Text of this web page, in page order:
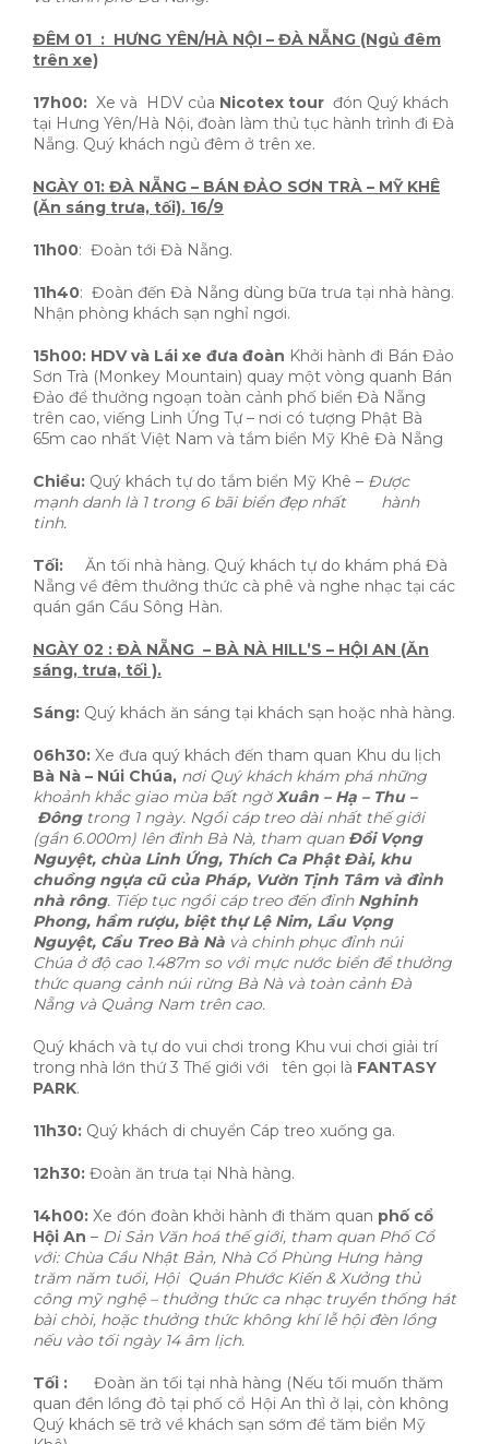
ĐÊM 01 : HƯNG YÊN/HÀ NỘI – ĐÀ NẴNG (Ngủ đêm
trên xe)
17h00: Xe và HDV của Nicotex tour đón Quý khách
tại Hưng Yên/Hà Nội, đoàn làm thủ tục hành trình đi Đà
Nẵng. Quý khách ngủ đêm ở trên xe.
NGÀY 01: ĐÀ NẴNG – BÁN ĐẢO SƠN TRÀ – MỸ KHÊ
(Ăn sáng trưa, tối). 16/9
11h00: Đoàn tới Đà Nẵng.
11h40: Đoàn đến Đà Nẵng dùng bữa trưa tại nhà hàng.
Nhận phòng khách sạn nghỉ ngơi.
15h00: HDV và Lái xe đưa đoàn Khởi hành đi Bán Đảo
Sơn Trà (Monkey Mountain) quay một vòng quanh Bán
Đảo để thưởng ngoạn toàn cảnh phố biển Đà Nẵng
trên cao, viếng Linh Ứng Tự – nơi có tượng Phật Bà
65m cao nhất Việt Nam và tắm biển Mỹ Khê Đà Nẵng
Chiều: Quý khách tự do tắm biển Mỹ Khê – Được
mạnh danh là 1 trong 6 bãi biển đẹp nhất hành
tinh.
Tối: Ăn tối nhà hàng. Quý khách tự do khám phá Đà
Nẵng về đêm thưởng thức cà phê và nghe nhạc tại các
quán gần Cầu Sông Hàn.
NGÀY 02 : ĐÀ NẴNG – BÀ NÀ HILL’S – HỘI AN (Ăn
sáng, trưa, tối ).
Sáng: Quý khách ăn sáng tại khách sạn hoặc nhà hàng.
06h30: Xe đưa quý khách đến tham quan Khu du lịch
Bà Nà – Núi Chúa, nơi Quý khách khám phá những
khoảnh khắc giao mùa bất ngờXuân – Hạ – Thu –
Đôngtrong 1 ngày. Ngồi cáp treo dài nhất thế giới
(gần 6.000m) lên đỉnh Bà Nà, tham quan Đồi Vọng
Nguyệt, chùa Linh Ứng, Thích Ca Phật Đài, khu
chuồng ngựa cũ của Pháp, Vườn Tịnh Tâm và đỉnh
nhà rông. Tiếp tục ngồi cáp treo đến đỉnh Nghinh
Phong, hầm rượu, biệt thự Lệ Nim, Lầu Vọng
Nguyệt, Cầu Treo Bà Nà và chinh phục đỉnh núi
Chúa ở độ cao 1.487m so với mực nước biển để thưởng
thức quang cảnh núi rừng Bà Nà và toàn cảnh Đà
Nẵng và Quảng Nam trên cao.
Quý khách và tự do vui chơi trong Khu vui chơi giải trí
trong nhà lớn thứ 3 Thế giới với tên gọi là FANTASY
PARK.
11h30: Quý khách di chuyển Cáp treo xuống ga.
12h30: Đoàn ăn trưa tại Nhà hàng.
14h00: Xe đón đoàn khởi hành đi thăm quan phố cổ
Hội An – Di Sản Văn hoá thế giới, tham quan Phố Cổ
với: Chùa Cầu Nhật Bản, Nhà Cổ Phùng Hưng hàng
trăm năm tuổi, Hội Quán Phước Kiến & Xưởng thủ
công mỹ nghệ – thưởng thức ca nhạc truyền thống hát
bài chòi, hoặc thưởng thức không khí lễ hội đèn lồng
nếu vào tối ngày 14 âm lịch.
Tối : Đoàn ăn tối tại nhà hàng (Nếu tối muốn thăm
quan đền lồng đỏ tại phố cổ Hội An thì ở lại, còn không
Quý khách sẽ trở về khách sạn sớm để tăm biển Mỹ